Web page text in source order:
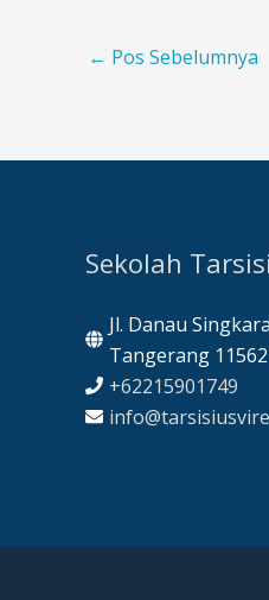
← Pos Sebelumnya
Sekolah
Jl. Danau
Tangerang
+62215901749